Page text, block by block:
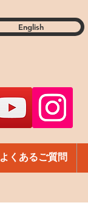
English
よくあるご質問